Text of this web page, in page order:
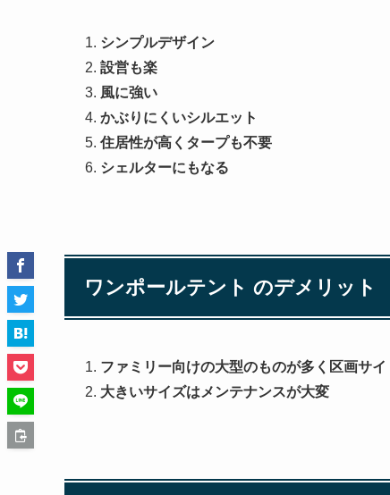
シンプルデザイン
設営も楽
風に強い
かぶりにくいシルエット
住居性が高くタープも不要
シェルターにもなる
ワンポールテント のデメリット
ファミリー向けの大型のものが多く区画サ
大きいサイズはメンテナンスが大変